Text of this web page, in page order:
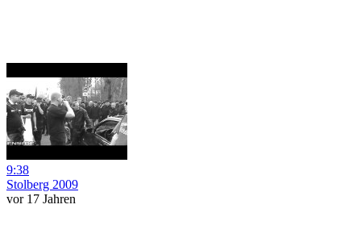
9:38
Stolberg 2009
vor 17 Jahren